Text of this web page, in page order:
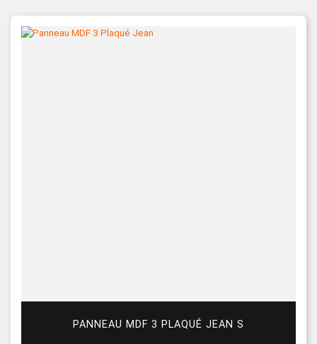
PANNEAU MDF 3 PLAQUÉ JEAN S